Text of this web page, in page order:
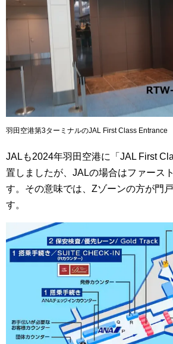
羽田空港第3ターミナルのJAL First Class Entrance
JALも2024年羽田空港に「JAL First
置しましたが、JALの場合はファース
す。その意味では、Zゾーンの方が門
す。